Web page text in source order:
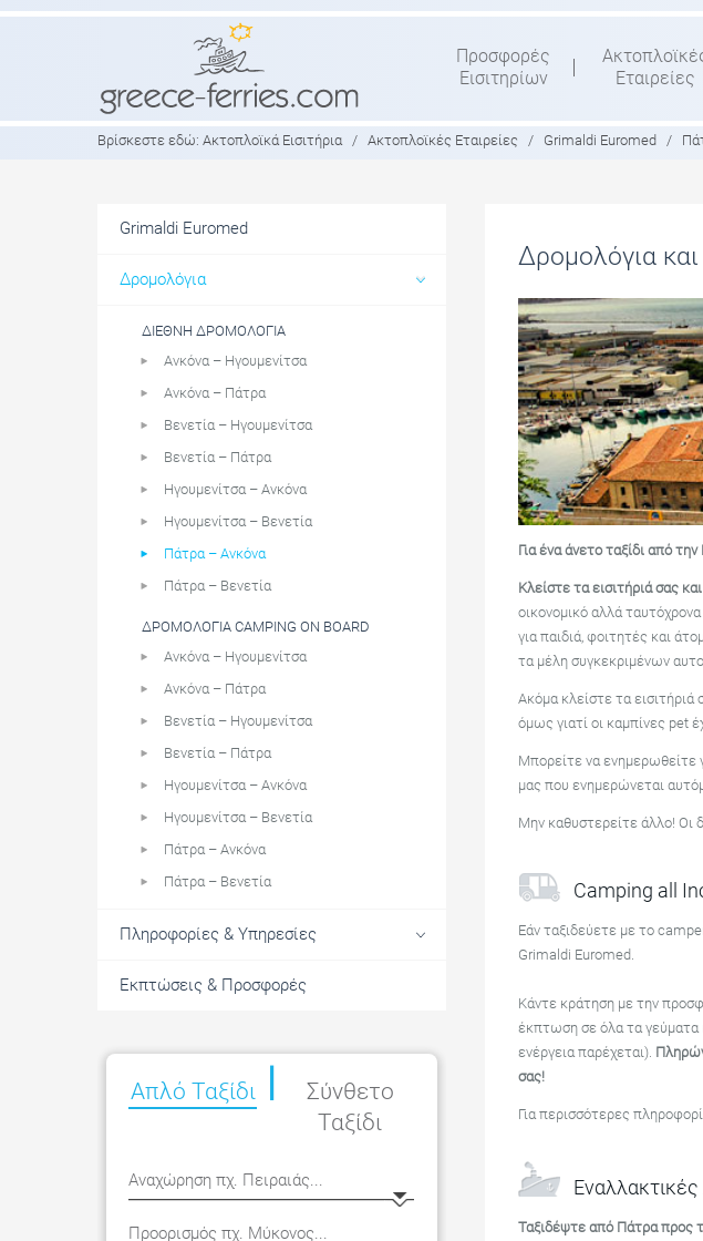
Προσφορές
Εισιτηρίων
Εταιρείες
Βρίσκεστε εδώ: Ακτοπλοϊκά Εισιτήρια / Ακτοπλοϊκές Εταιρείες / Grimaldi Euromed /
Δρομολόγια
Για ένα άνετο ταξίδι από
Κλείστε τα εισιτήριά σας
οικονομικό αλλά
για παιδιά, φοιτητές και
τα μέλη συγκεκριμένων
Ακόμα κλείστε τα
όμως γιατί οι καμπίνες pet
Μπορείτε να ενημερωθείτε
μας που ενημερώνεται
Μην καθυστερείτε άλλο! Οι
Camping all
Εάν ταξιδεύετε με το
Grimaldi Euromed.
Κάντε κράτηση με την
έκπτωση σε όλα τα γεύματα
ενέργεια παρέχεται).
σας!
Για περισσότερες
Ταξιδέψτε από Πάτρα προς
Grimaldi Euromed
Δρομολόγια
ΔΙΕΘΝΉ ΔΡΟΜΟΛΌΓΙΑ
Ανκόνα – Ηγουμενίτσα
Ανκόνα – Πάτρα
Βενετία – Ηγουμενίτσα
Βενετία – Πάτρα
Ηγουμενίτσα – Ανκόνα
Ηγουμενίτσα – Βενετία
Πάτρα – Ανκόνα
Πάτρα – Βενετία
ΔΡΟΜΟΛΌΓΙΑ CAMPING ON BOARD
Ανκόνα – Ηγουμενίτσα
Ανκόνα – Πάτρα
Βενετία – Ηγουμενίτσα
Βενετία – Πάτρα
Ηγουμενίτσα – Ανκόνα
Ηγουμενίτσα – Βενετία
Πάτρα – Ανκόνα
Πάτρα – Βενετία
Πληροφορίες & Υπηρεσίες
Εκπτώσεις & Προσφορές
Απλό Ταξίδι
Σύνθετο
Ταξίδι